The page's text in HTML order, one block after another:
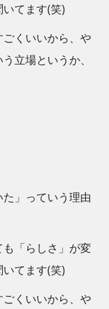
てます(笑)
くいいから、や
立場というか、
」っていう理由
「らしさ」が変
てます(笑)
くいいから、や